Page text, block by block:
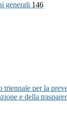
generali 146
triennale per la
e della